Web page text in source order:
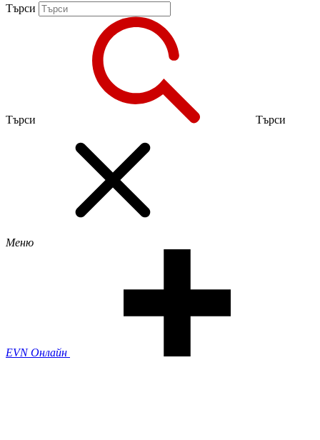
Търси
Търси Търси
Меню
EVN Онлайн